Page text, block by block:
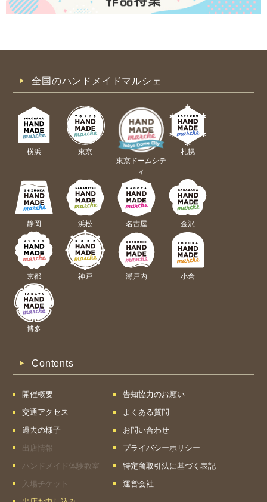
全国のハンドメイドマルシェ
横浜
東京
東京ドームシテ
ィ
札幌
静岡 浜松 名古屋 金沢
京都 神戸 瀬戸内 小倉
博多
Contents
開催概要
交通アクセス
過去の様子
出店情報
ハンドメイド体験教室
入場チケット
告知協力のお願い
よくある質問
お問い合わせ
プライバシーポリシー
特定商取引法に基づく表記
運営会社